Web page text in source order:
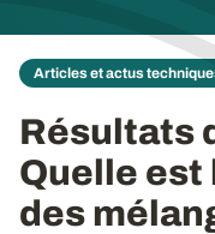
Articles et actus
Résultats
Quelle est
des